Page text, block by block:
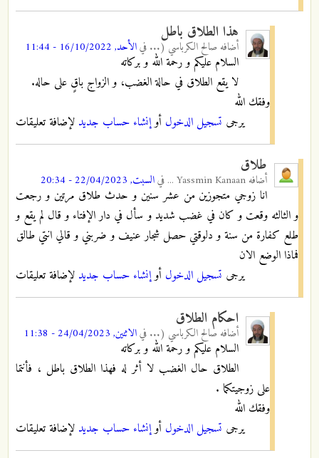
هذا الطلاق باطل
أضافه صالح الكرباسي (... فيالأحد, 16/10/2022 - 11:44
السلام عليكم و رحمة الله و بركاته
لا يقع الطلاق في حالة الغضب، و الزواج باقٍ على حاله.
وفقك الله
يرجى تسجيل الدخول أوإنشاء حساب جديد لإضافة تعليقات
طلاق
أضافه Yassmin Kanaan ... فيالسبت, 22/04/2023 - 20:34
انا زوجي متجوزين من عشر سنين و حدث طلاق مرتين و رجعت
و الثالثه وقعت و كان في غضب شديد و سأل في دار الإفتاء و قال لم يقع و
طلع كفارة من سنة و دلوقتي حصل شجار عنيف و ضربني و قالي انتي طالق
فماذا الوضع الان
يرجى تسجيل الدخول أوإنشاء حساب جديد لإضافة تعليقات
احكام الطلاق
أضافه صالح الكرباسي (... فيالاثنين, 24/04/2023 - 11:38
السلام عليكم و رحمة الله و بركاته
الطلاق حال الغضب لا أثر له فهذا الطلاق باطل ، فأنتما
على زوجيتكما .
وفقك الله
يرجى تسجيل الدخول أوإنشاء حساب جديد لإضافة تعليقات